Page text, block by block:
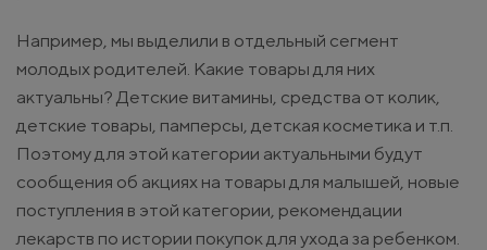
Например, мы выделили в отдельный сегмент
молодых родителей. Какие товары для них
актуальны? Детские витамины, средства от колик,
детские товары, памперсы, детская косметика и т.п.
Поэтому для этой категории актуальными будут
сообщения об акциях на товары для малышей, новые
поступления в этой категории, рекомендации
лекарств по истории покупок для ухода за ребенком.